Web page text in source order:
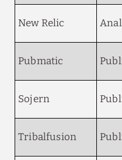
New Relic
Pubmatic
Sojern
Tribalfusion